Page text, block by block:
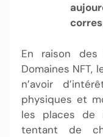
En raison des
Domaines NFT,
n’avoir
physiques et
les places de
tentant de